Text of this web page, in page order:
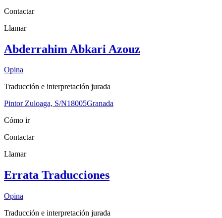
Contactar
Llamar
Abderrahim Abkari Azouz
Opina
Traducción e interpretación jurada
Pintor Zuloaga, S/N18005Granada
Cómo ir
Contactar
Llamar
Errata Traducciones
Opina
Traducción e interpretación jurada